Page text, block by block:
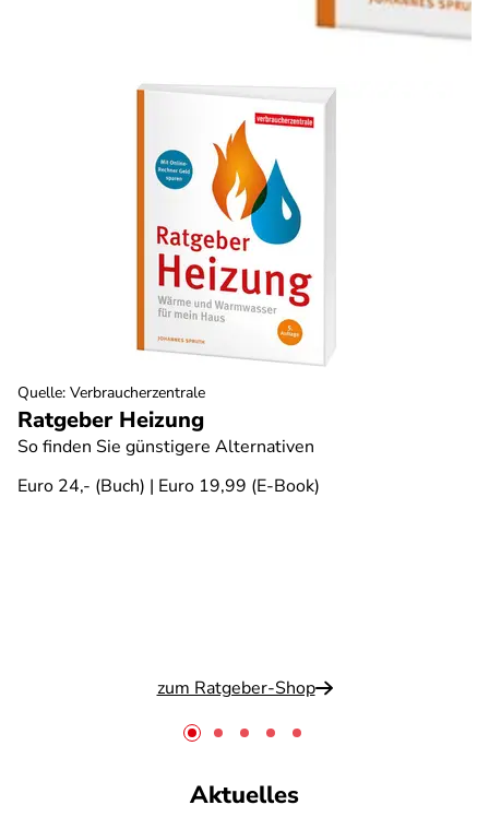
Ratgeber Heizung
So finden Sie günstigere Alternativen
Euro 24,- (Buch) | Euro 19,99 (E-Book)
zum Ratgeber-Shop
Quelle: Verbraucherzentrale
Aktuelles